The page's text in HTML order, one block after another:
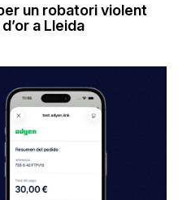
un robatori violent
a Lleida